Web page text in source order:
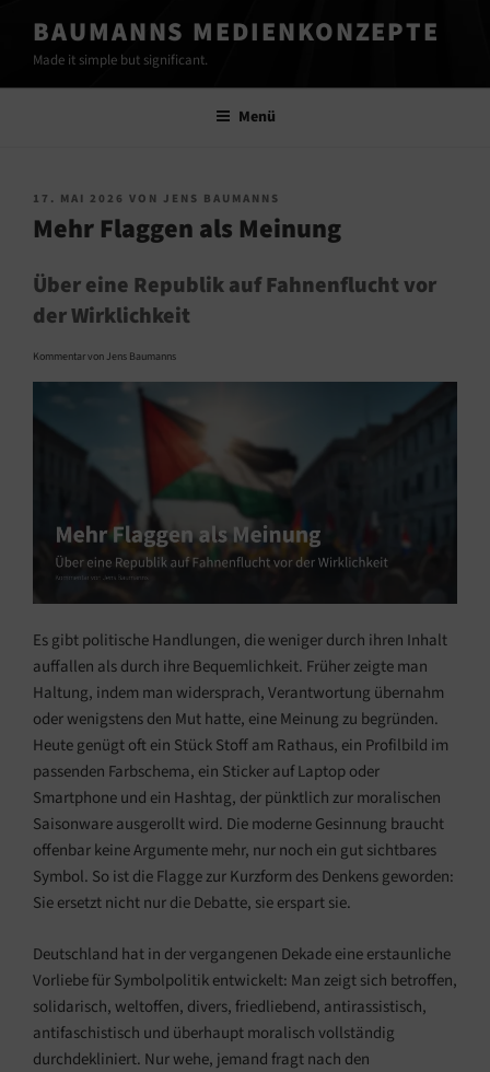
Inhalt
springen
BAUMANNS MEDIENKONZEPTE
Made it simple but significant.
Menü
VERÖFFENTLICHT
AM
17. MAI 2026 VON JENS BAUMANNS
Mehr Flaggen als Meinung
Über eine Republik auf Fahnenflucht vor
der Wirklichkeit
Kommentar von Jens Baumanns
Es gibt politische Handlungen, die weniger durch ihren Inhalt
auffallen als durch ihre Bequemlichkeit. Früher zeigte man
Haltung, indem man widersprach, Verantwortung übernahm
oder wenigstens den Mut hatte, eine Meinung zu begründen.
Heute genügt oft ein Stück Stoff am Rathaus, ein Profilbild im
passenden Farbschema, ein Sticker auf Laptop oder
Smartphone und ein Hashtag, der pünktlich zur moralischen
Saisonware ausgerollt wird. Die moderne Gesinnung braucht
offenbar keine Argumente mehr, nur noch ein gut sichtbares
Symbol. So ist die Flagge zur Kurzform des Denkens geworden:
Sie ersetzt nicht nur die Debatte, sie erspart sie.
Deutschland hat in der vergangenen Dekade eine erstaunliche
Vorliebe für Symbolpolitik entwickelt: Man zeigt sich betroffen,
solidarisch, weltoffen, divers, friedliebend, antirassistisch,
antifaschistisch und überhaupt moralisch vollständig
durchdekliniert. Nur wehe, jemand fragt nach den